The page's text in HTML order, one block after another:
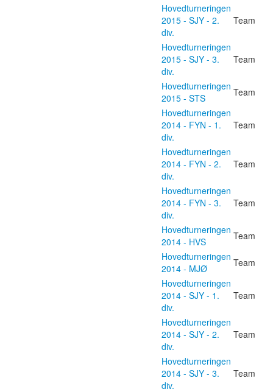
Hovedturneringen
2015 - SJY - 2.
div.
Team
Hovedturneringen
2015 - SJY - 3.
div.
Team
Hovedturneringen
2015 - STS
Team
Hovedturneringen
2014 - FYN - 1.
div.
Team
Hovedturneringen
2014 - FYN - 2.
div.
Team
Hovedturneringen
2014 - FYN - 3.
div.
Team
Hovedturneringen
2014 - HVS
Team
Hovedturneringen
2014 - MJØ
Team
Hovedturneringen
2014 - SJY - 1.
div.
Team
Hovedturneringen
2014 - SJY - 2.
div.
Team
Hovedturneringen
2014 - SJY - 3.
div.
Team